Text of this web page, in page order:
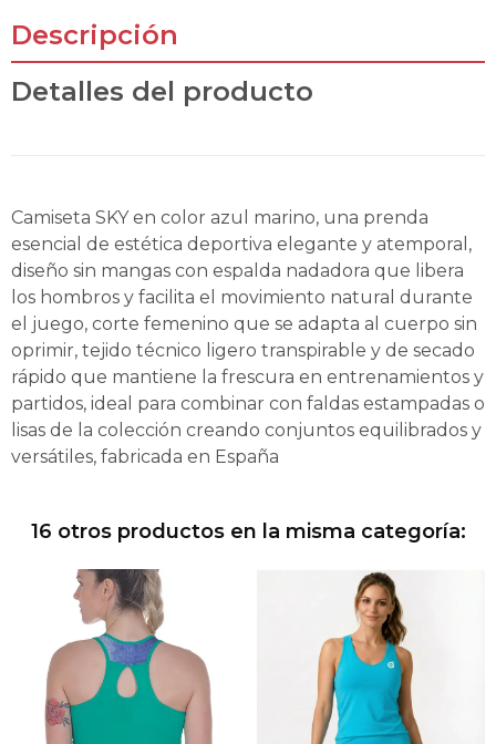
Descripción
Detalles del producto
Camiseta SKY en color azul marino, una prenda
esencial de estética deportiva elegante y atemporal,
diseño sin mangas con espalda nadadora que libera
los hombros y facilita el movimiento natural durante
el juego, corte femenino que se adapta al cuerpo sin
oprimir, tejido técnico ligero transpirable y de secado
rápido que mantiene la frescura en entrenamientos y
partidos, ideal para combinar con faldas estampadas o
lisas de la colección creando conjuntos equilibrados y
versátiles, fabricada en España
16 otros productos en la misma categoría: